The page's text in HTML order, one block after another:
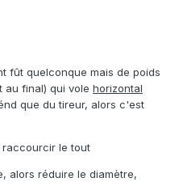
fût quelconque mais de poids
au final) qui vole horizontal
que du tireur, alors c'est
le tout
alors réduire le diamètre,